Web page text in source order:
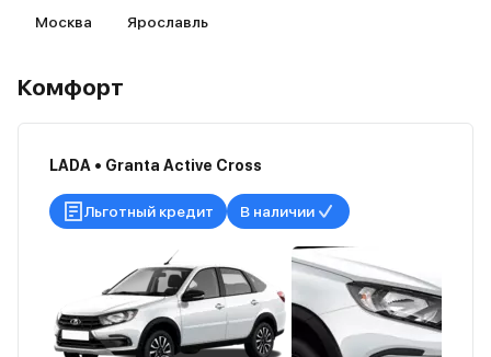
Москва Ярославль
Комфорт
LADA • Granta Active Cross
Льготный кредит В наличии